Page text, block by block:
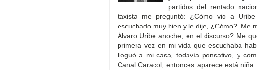
partidos del rentado
taxista me preguntó: ¿Cómo vio a
escuchado muy bien y le dije, ¿Cómo?. Me
Álvaro Uribe anoche, en el discurso? Me
primera vez en mi vida que escuchaba
llegué a mi casa, todavía pensativo, y
Canal Caracol, entonces aparece está